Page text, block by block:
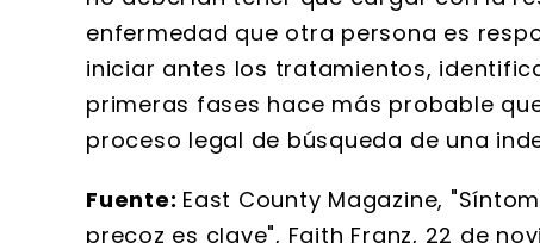
enfermedad que otra persona es
iniciar antes los tratamientos,
primeras fases hace más probable
proceso legal de búsqueda de una
Fuente: East County Magazine,
precoz es clave", Faith Franz, 22 de